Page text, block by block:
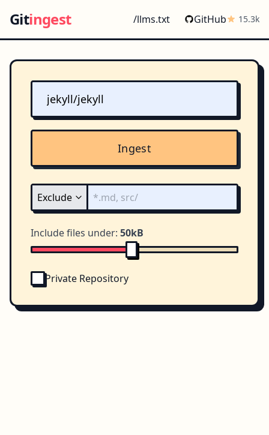
Gitingest /llms.txt GitHub 15.3k
Ingest
Include files under: 50kB
Private Repository